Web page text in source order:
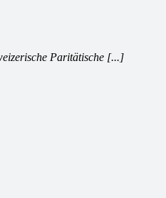
Paritätische [...]